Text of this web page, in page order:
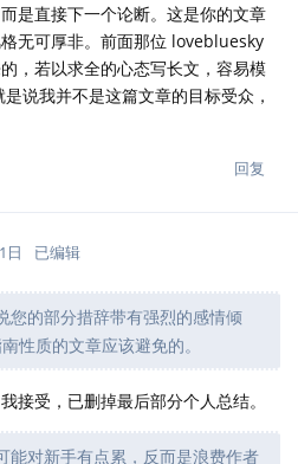
是直接下一个论断。这是你的文章
无可厚非。前面那位 lovebluesky
，若以求全的心态写长文，容易模
说我并不是这篇文章的目标受众，
回复
日 已编辑
您的部分措辞带有强烈的感情倾
性质的文章应该避免的。
接受，已删掉最后部分个人总结。
能对新手有点累，反而是浪费作者